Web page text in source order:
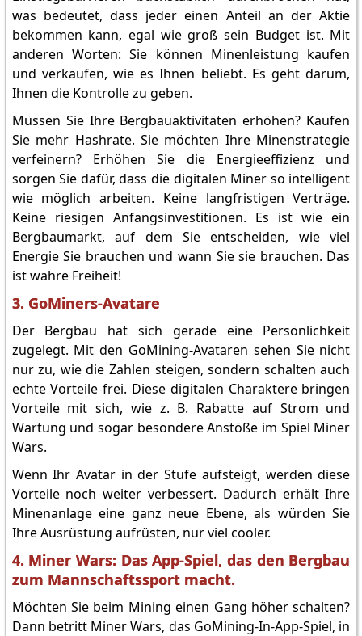
was bedeutet, dass jeder einen Anteil an der Aktie
bekommen kann, egal wie groß sein Budget ist. Mit
anderen Worten: Sie können Minenleistung kaufen
und verkaufen, wie es Ihnen beliebt. Es geht darum,
Ihnen die Kontrolle zu geben.
Müssen Sie Ihre Bergbauaktivitäten erhöhen? Kaufen
Sie mehr Hashrate. Sie möchten Ihre Minenstrategie
verfeinern? Erhöhen Sie die Energieeffizienz und
sorgen Sie dafür, dass die digitalen Miner so intelligent
wie möglich arbeiten. Keine langfristigen Verträge.
Keine riesigen Anfangsinvestitionen. Es ist wie ein
Bergbaumarkt, auf dem Sie entscheiden, wie viel
Energie Sie brauchen und wann Sie sie brauchen. Das
ist wahre Freiheit!
3. GoMiners-Avatare
Der Bergbau hat sich gerade eine Persönlichkeit
zugelegt. Mit den GoMining-Avataren sehen Sie nicht
nur zu, wie die Zahlen steigen, sondern schalten auch
echte Vorteile frei. Diese digitalen Charaktere bringen
Vorteile mit sich, wie z. B. Rabatte auf Strom und
Wartung und sogar besondere Anstöße im Spiel Miner
Wars.
Wenn Ihr Avatar in der Stufe aufsteigt, werden diese
Vorteile noch weiter verbessert. Dadurch erhält Ihre
Minenanlage eine ganz neue Ebene, als würden Sie
Ihre Ausrüstung aufrüsten, nur viel cooler.
4. Miner Wars: Das App-Spiel, das den Bergbau
zum Mannschaftssport macht.
Möchten Sie beim Mining einen Gang höher schalten?
Dann betritt Miner Wars, das GoMining-In-App-Spiel, in